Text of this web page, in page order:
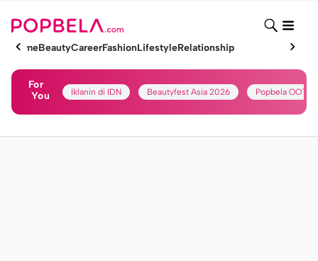
HomeBeautyCareerFashionLifestyleRelationship
For
You
Iklanin di IDN Beautyfest Asia 2026 Popbela OOTD